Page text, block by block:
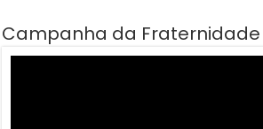
Campanha da Fraternidade